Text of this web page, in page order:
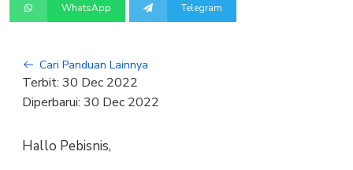
WhatsApp Telegram
Cari Panduan Lainnya
Terbit: 30 Dec 2022
Diperbarui: 30 Dec 2022
Hallo Pebisnis,